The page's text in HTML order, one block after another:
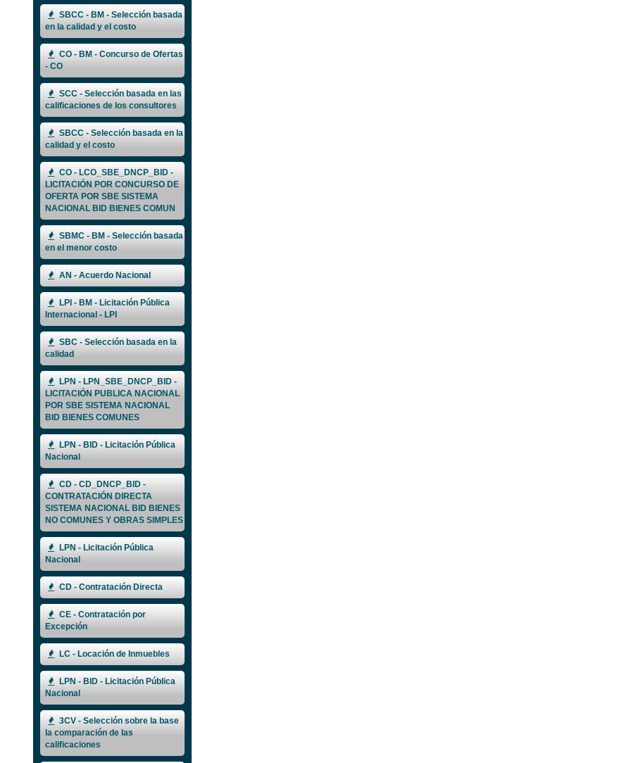
SBCC - BM - Selección basada
en la calidad y el costo
CO - BM - Concurso de Ofertas
- CO
SCC - Selección basada en las
calificaciones de los consultores
SBCC - Selección basada en la
calidad y el costo
CO - LCO_SBE_DNCP_BID -
LICITACIÓN POR CONCURSO DE
OFERTA POR SBE SISTEMA
NACIONAL BID BIENES COMUN
SBMC - BM - Selección basada
en el menor costo
AN - Acuerdo Nacional
LPI - BM - Licitación Pública
Internacional - LPI
SBC - Selección basada en la
calidad
LPN - LPN_SBE_DNCP_BID -
LICITACIÓN PUBLICA NACIONAL
POR SBE SISTEMA NACIONAL
BID BIENES COMUNES
LPN - BID - Licitación Pública
Nacional
CD - CD_DNCP_BID -
CONTRATACIÓN DIRECTA
SISTEMA NACIONAL BID BIENES
NO COMUNES Y OBRAS SIMPLES
LPN - Licitación Pública
Nacional
CD - Contratación Directa
CE - Contratación por
Excepción
LC - Locación de Inmuebles
LPN - BID - Licitación Pública
Nacional
3CV - Selección sobre la base
la comparación de las
calificaciones